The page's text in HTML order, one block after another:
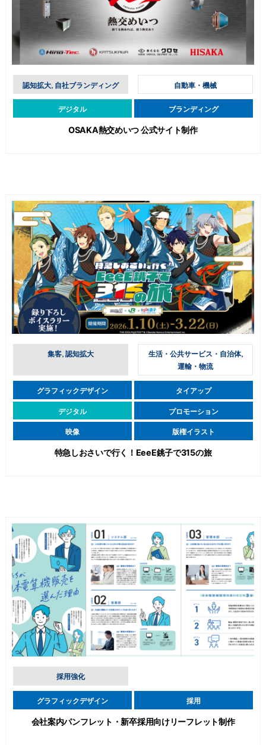
認知拡大, 自社ブランディング 自動車・機械
デジタル ブランディング
OSAKA熱交めいつ 公式サイト制作
集客, 認知拡大
生活・公共サービス・自治体,
運輸・物流
グラフィックデザイン タイアップ
デジタル プロモーション
映像 版権イラスト
特急しおさいで行く！EeeE銚子で315の旅
採用強化
グラフィックデザイン 採用
会社案内パンフレット・新卒採用向けリーフレット制作